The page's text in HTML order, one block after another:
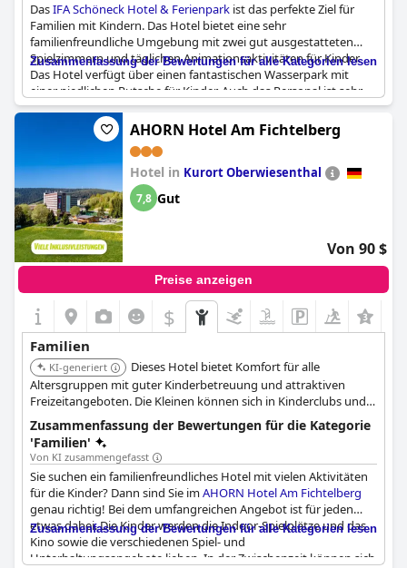
DasIFA Schöneck Hotel & Ferienpark ist das perfekte Ziel für
Familien mit Kindern. Das Hotel bietet eine sehr
familienfreundliche Umgebung mit zwei gut ausgestatteten
Spielzimmern und täglichen Animationsaktivitäten für Kinder.
Das Hotel verfügt über einen fantastischen Wasserpark mit
einer niedlichen Rutsche für Kinder. Auch das Personal ist sehr
freundlich und zuvorkommend, so dass ein Aufenthalt hier ideal
ist. Das Hotel bietet zahlreiche Aktivitäten für Familien, darunter
Skifahren, Schwimmen, Wandern und
Unterhaltungsmöglichkeiten im Haus mit gut ausgestatteten
Kinderspielzimmern. Das Essen ist ausgezeichnet und die
Portionsgrößen für Kinder sind perfekt. Leider waren einige
Gäste enttäuscht, dass einige Dienstleistungen während ihres
Aufenthalts nicht verfügbar waren. Das Hotel bietet jedoch
fantastische Möglichkeiten für Familien, die ein breites
Spektrum an Aktivitäten an einem Ort genießen möchten. Alles
in allem ist dasIFA Schöneck Hotel & Ferienparkein ideales
Hotel für Familien mit kleinen Kindern, die einen lustigen,
angenehmen und unterhaltsamen Familienurlaub verbringen
möchten.
Zusammenfassung der Bewertungen für alle Kategorien lesen
AHORN Hotel Am Fichtelberg
Hotel in Kurort Oberwiesenthal
7,8 Gut
Von 90 $
Preise anzeigen
$
Familien
KI-generiert
Dieses Hotel bietet Komfort für alle
Altersgruppen mit guter Kinderbetreuung und attraktiven
Freizeitangeboten. Die Kleinen können sich in Kinderclubs und
beaufsichtigten Poollandschaften vergnügen.
Zusammenfassung der Bewertungen für die Kategorie
'Familien'
Von KI zusammengefasst
Sie suchen ein familienfreundliches Hotel mit vielen Aktivitäten
für die Kinder? Dann sind Sie imAHORN Hotel Am Fichtelberg
genau richtig! Bei dem umfangreichen Angebot ist für jeden
etwas dabei. Die Kinder werden die Indoor-Spielplätze und das
Kino sowie die verschiedenen Spiel- und
Unterhaltungsangebote lieben. In der Zwischenzeit können sich
Zusammenfassung der Bewertungen für alle Kategorien lesen